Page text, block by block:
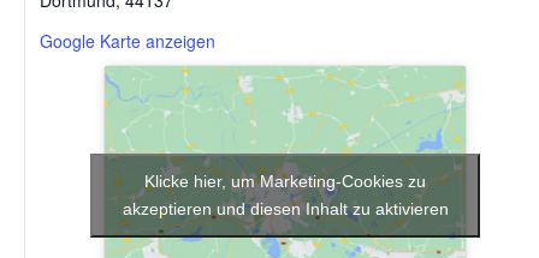
Google Karte anzeigen
Klicke hier, um Marketing-Cookies zu
akzeptieren und diesen Inhalt zu aktivieren